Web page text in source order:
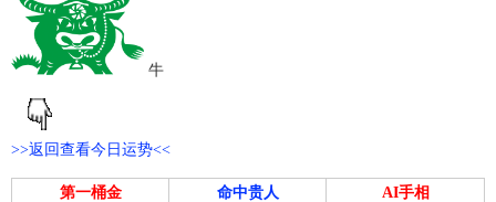
牛
>>返回查看今日运势<<
第一桶金 命中贵人
AI手相